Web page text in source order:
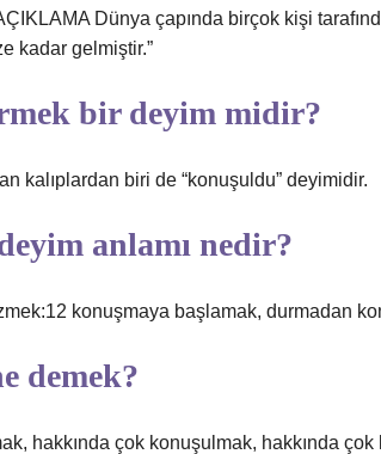
Dünya çapında birçok kişi
kadar gelmiştir.”
bir deyim midir?
kalıplardan biri de “konuşuldu” deyimidir.
anlamı nedir?
konuşmaya başlamak, durmadan
demek?
hakkında çok konuşulmak, hakkında çok